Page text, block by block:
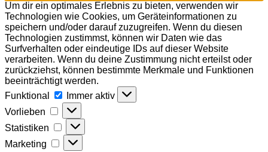
Um dir ein optimales Erlebnis zu bieten, verwenden wir
Technologien wie Cookies, um Geräteinformationen zu
speichern und/oder darauf zuzugreifen. Wenn du diesen
Technologien zustimmst, können wir Daten wie das
Surfverhalten oder eindeutige IDs auf dieser Website
verarbeiten. Wenn du deine Zustimmung nicht erteilst oder
zurückziehst, können bestimmte Merkmale und Funktionen
beeinträchtigt werden.
Funktional
Funktional
Immer aktiv
Vorlieben
Vorlieben
Statistiken Statistiken
Marketing Marketing